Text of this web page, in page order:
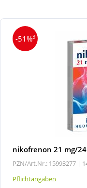
-51%3
nikofrenon 21 mg/
PZN/Art.Nr.: 15993277 |
Pflichtangaben